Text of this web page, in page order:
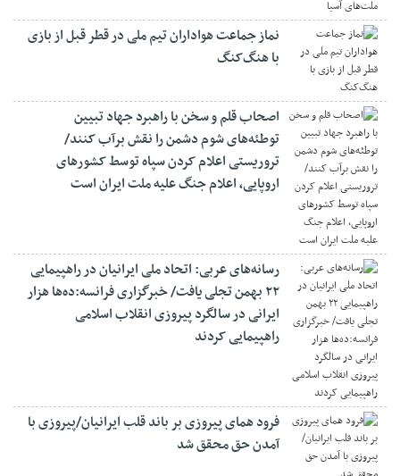
نماز جماعت هواداران تیم ملی در قطر قبل از بازی
با هنگ‌کنگ
اصحاب قلم و سخن با راهبرد جهاد تبیین
توطئه‌های شوم دشمن را نقش برآب کنند/
تروریستی اعلام کردن سپاه توسط کشورهای
اروپایی، اعلام جنگ علیه ملت ایران است
رسانه‌های عربی: اتحاد ملی ایرانیان در راهپیمایی
۲۲ بهمن تجلی یافت/ خبرگزاری فرانسه:ده‌ها هزار
ایرانی در سالگرد پیروزی انقلاب اسلامی
راهپیمایی کردند
فرود همای پیروزی بر باند قلب ایرانیان/پیروزی با
آمدن حق محقق شد